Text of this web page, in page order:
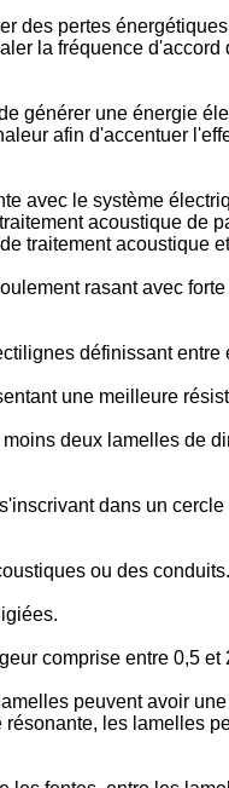
des pertes
la fréquence
générer une énergie
afin d'accentuer
avec le système
acoustique de
traitement acoustique
rasant avec
définissant
une meilleure
deux lamelles de
dans un
ou des conduits.
comprise entre 0,5 et
peuvent avoir
les lamelles